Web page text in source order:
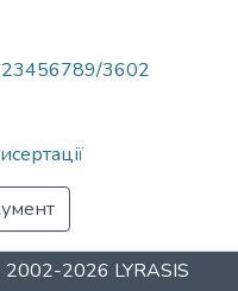
3602
2002-2026 LYRASIS